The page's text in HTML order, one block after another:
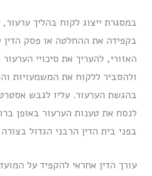
במסגרת ייצוג לקוח בהליך ערעור,
בקפידה את ההחלטה או פסק הדין
האזורי, להעריך את סיכויי הערעור
ולהסביר ללקוח את המשמעויות
בהגשת הערעור. עליו לגבש
לנסח את טענות הערעור באופן
בפני בית הדין הרבני הגדול
עורך הדין אחראי להקפיד על